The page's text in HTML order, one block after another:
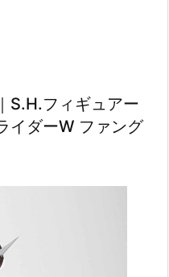
S.H.フィギュアー
イダーW ファング